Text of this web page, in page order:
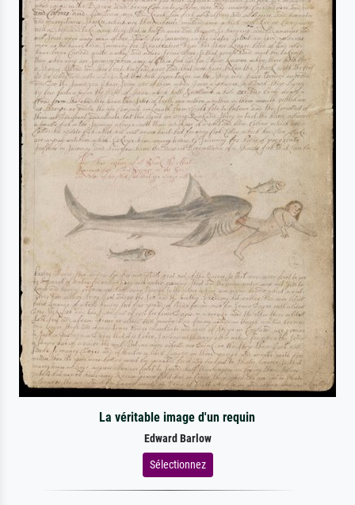
La véritable image d'un requin
Edward Barlow
Sélectionnez